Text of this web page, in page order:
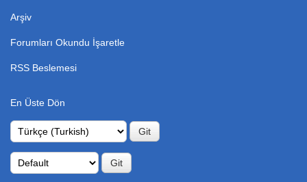
Arşiv
Forumları Okundu İşaretle
RSS Beslemesi
En Üste Dön